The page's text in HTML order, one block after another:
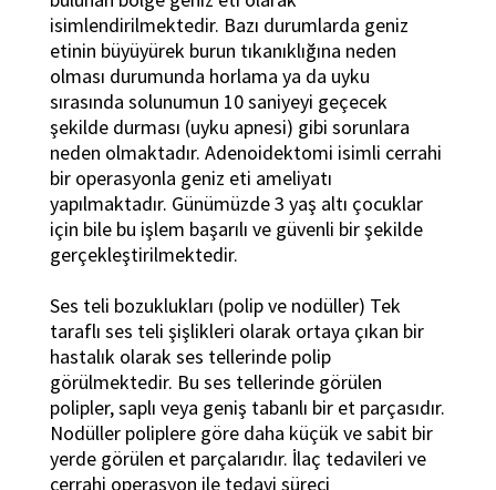
isimlendirilmektedir. Bazı durumlarda geniz
etinin büyüyürek burun tıkanıklığına neden
olması durumunda horlama ya da uyku
sırasında solunumun 10 saniyeyi geçecek
şekilde durması (uyku apnesi) gibi sorunlara
neden olmaktadır. Adenoidektomi isimli cerrahi
bir operasyonla geniz eti ameliyatı
yapılmaktadır. Günümüzde 3 yaş altı çocuklar
için bile bu işlem başarılı ve güvenli bir şekilde
gerçekleştirilmektedir.
Ses teli bozuklukları (polip ve nodüller) Tek
taraflı ses teli şişlikleri olarak ortaya çıkan bir
hastalık olarak ses tellerinde polip
görülmektedir. Bu ses tellerinde görülen
polipler, saplı veya geniş tabanlı bir et parçasıdır.
Nodüller poliplere göre daha küçük ve sabit bir
yerde görülen et parçalarıdır. İlaç tedavileri ve
cerrahi operasyon ile tedavi süreci